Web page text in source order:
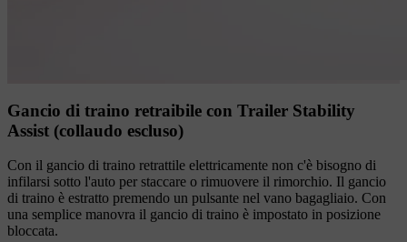
Gancio di traino retraibile con Trailer Stability
Assist (collaudo escluso)
Con il gancio di traino retrattile elettricamente non c'è bisogno di
infilarsi sotto l'auto per staccare o rimuovere il rimorchio. Il gancio
di traino è estratto premendo un pulsante nel vano bagagliaio. Con
una semplice manovra il gancio di traino è impostato in posizione
bloccata.